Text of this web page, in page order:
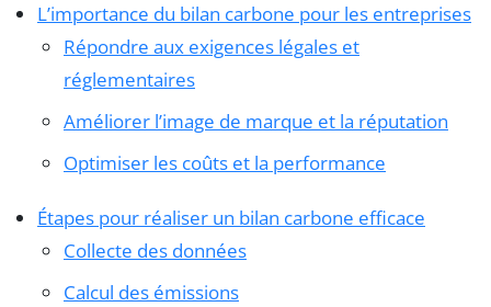
L’importance du bilan carbone pour les entreprises
Répondre aux exigences légales et
réglementaires
Améliorer l’image de marque et la réputation
Optimiser les coûts et la performance
Étapes pour réaliser un bilan carbone efficace
Collecte des données
Calcul des émissions